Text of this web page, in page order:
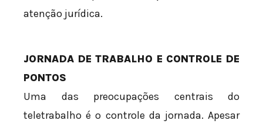
atenção jurídica.
JORNADA DE TRABALHO E CONTROLE DE
PONTOS
Uma das preocupações centrais do
teletrabalho é o controle da jornada. Apesar